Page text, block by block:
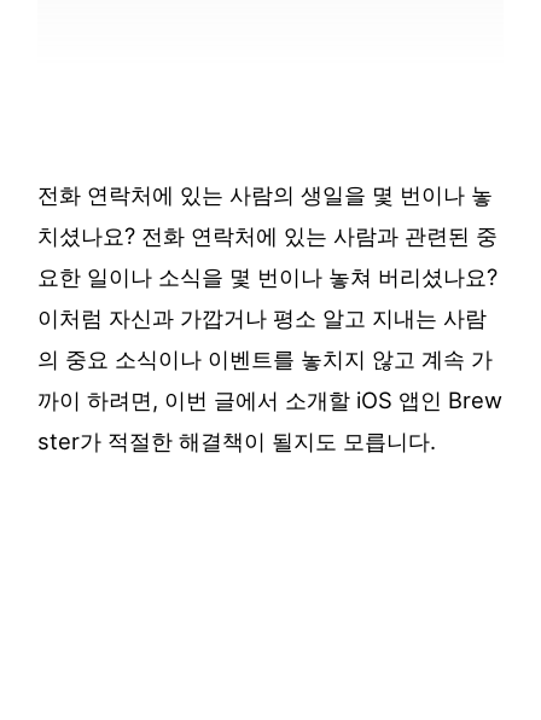
전화 연락처에 있는 사람의 생일을 몇 번이나 놓
치셨나요? 전화 연락처에 있는 사람과 관련된 중
요한 일이나 소식을 몇 번이나 놓쳐 버리셨나요?
이처럼 자신과 가깝거나 평소 알고 지내는 사람
의 중요 소식이나 이벤트를 놓치지 않고 계속 가
까이 하려면, 이번 글에서 소개할 iOS 앱인 Brew
ster가 적절한 해결책이 될지도 모릅니다.